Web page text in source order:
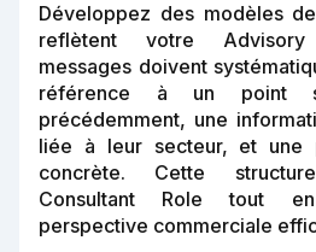
Développez des modèles
reflètent votre Advisory
messages doivent
référence à un point
précédemment, une
liée à leur secteur, et une
concrète. Cette
Consultant Role tout
perspective commerciale